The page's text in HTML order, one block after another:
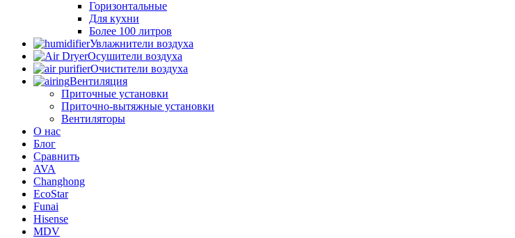
Горизонтальные
Для кухни
Более 100 литров
Увлажнители воздуха
Осушители воздуха
Очистители воздуха
Вентиляция
Приточные установки
Приточно-вытяжные установки
Вентиляторы
О нас
Блог
Сравнить
AVA
Changhong
EcoStar
Funai
Hisense
MDV